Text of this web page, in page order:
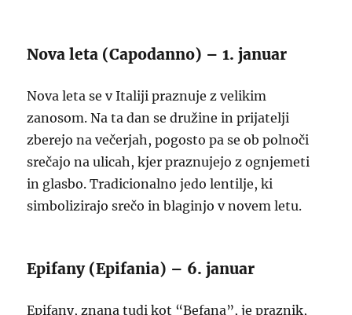
Nova leta (Capodanno) – 1. januar
Nova leta se v Italiji praznuje z velikim
zanosom. Na ta dan se družine in prijatelji
zberejo na večerjah, pogosto pa se ob polnoči
srečajo na ulicah, kjer praznujejo z ognjemeti
in glasbo. Tradicionalno jedo lentilje, ki
simbolizirajo srečo in blaginjo v novem letu.
Epifany (Epifania) – 6. januar
Epifany, znana tudi kot “Befana”, je praznik,